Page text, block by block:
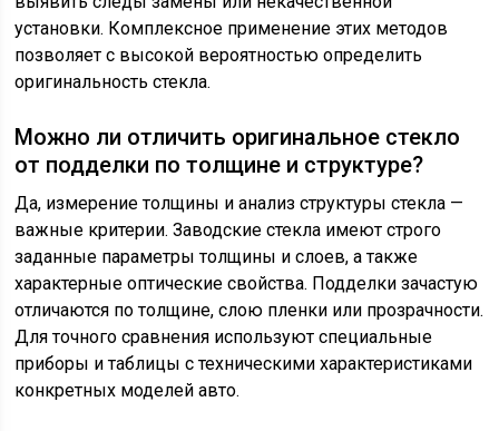
установки. Комплексное применение этих методов
позволяет с высокой вероятностью определить
оригинальность стекла.
Можно ли отличить оригинальное стекло
от подделки по толщине и структуре?
Да, измерение толщины и анализ структуры стекла —
важные критерии. Заводские стекла имеют строго
заданные параметры толщины и слоев, а также
характерные оптические свойства. Подделки зачастую
отличаются по толщине, слою пленки или прозрачности.
Для точного сравнения используют специальные
приборы и таблицы с техническими характеристиками
конкретных моделей авто.